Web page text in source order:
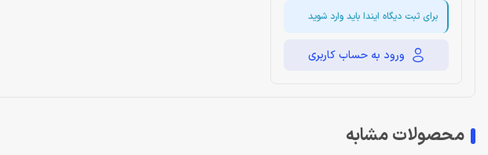
برای ثبت دیگاه ایندا باید وارد شوید
ورود به حساب کاربری
محصولات مشابه